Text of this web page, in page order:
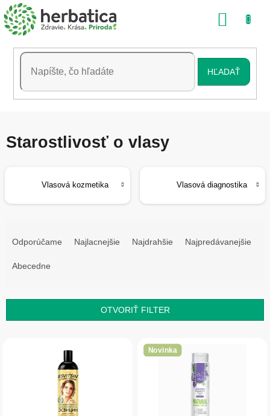
Prejsť
na
obsah
HĽADAŤ
Starostlivosť o vlasy
Vlasová kozmetika Vlasová diagnostika
p
Odporúčame Najlacnejšie Najdrahšie Najpredávanejšie
Abecedne
OTVORIŤ FILTER
Novinka